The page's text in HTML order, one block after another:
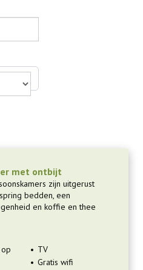
met ontbijt
zijn uitgerust
bedden, een
en koffie en thee
TV
Gratis wifi